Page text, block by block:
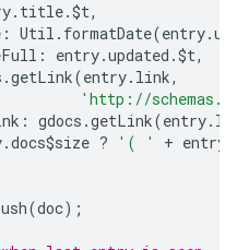
. title.$t,
: Util . formatDate(entry.
: entry.updated .$t,
.getLink(entry. link,
'http://
: gdocs .getLink(entry.
.docs$size ? '( ' + entry
(doc);